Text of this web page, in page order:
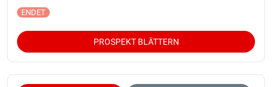
PROSPEKT BLÄTTERN